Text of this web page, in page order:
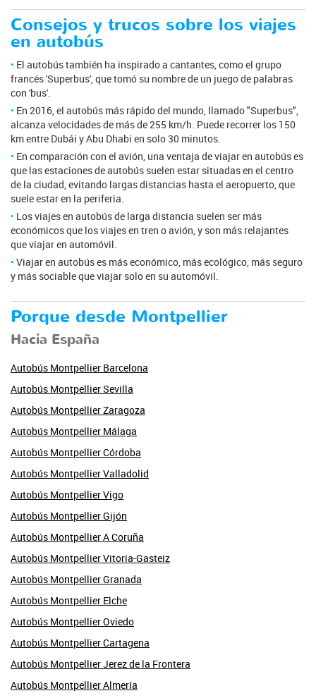
Consejos y trucos sobre los viajes
en autobús
El autobús también ha inspirado a cantantes, como el grupo
francés 'Superbus', que tomó su nombre de un juego de palabras
con 'bus'.
En 2016, el autobús más rápido del mundo, llamado "Superbus",
alcanza velocidades de más de 255 km/h. Puede recorrer los 150
km entre Dubái y Abu Dhabi en solo 30 minutos.
En comparación con el avión, una ventaja de viajar en autobús es
que las estaciones de autobús suelen estar situadas en el centro
de la ciudad, evitando largas distancias hasta el aeropuerto, que
suele estar en la periferia.
Los viajes en autobús de larga distancia suelen ser más
económicos que los viajes en tren o avión, y son más relajantes
que viajar en automóvil.
Viajar en autobús es más económico, más ecológico, más seguro
y más sociable que viajar solo en su automóvil.
Porque desde Montpellier
Hacia España
Autobús Montpellier Barcelona
Autobús Montpellier Sevilla
Autobús Montpellier Zaragoza
Autobús Montpellier Málaga
Autobús Montpellier Córdoba
Autobús Montpellier Valladolid
Autobús Montpellier Vigo
Autobús Montpellier Gijón
Autobús Montpellier A Coruña
Autobús Montpellier Vitoria-Gasteiz
Autobús Montpellier Granada
Autobús Montpellier Elche
Autobús Montpellier Oviedo
Autobús Montpellier Cartagena
Autobús Montpellier Jerez de la Frontera
Autobús Montpellier Almería